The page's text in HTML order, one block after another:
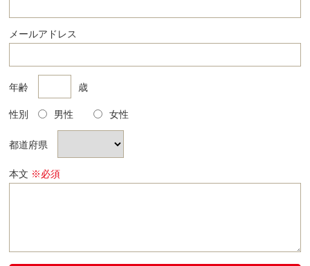
メールアドレス
年齢 歳
性別 男性 女性
都道府県
本文 ※必須